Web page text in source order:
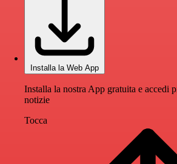
Installa la Web App
Installa la nostra App gratuita e accedi
notizie
Tocca